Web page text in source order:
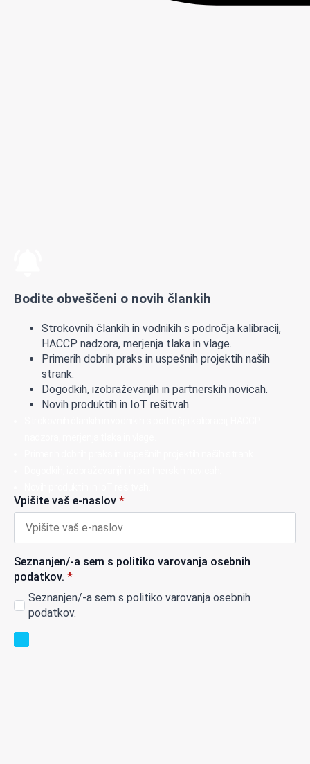
Bodite obveščeni o novih člankih
Strokovnih člankih in vodnikih s področja kalibracij,
HACCP nadzora, merjenja tlaka in vlage.
Primerih dobrih praks in uspešnih projektih naših
strank.
Dogodkih, izobraževanjih in partnerskih novicah.
Novih produktih in IoT rešitvah.
Vpišite vaš e-naslov *
Seznanjen/-a sem s politiko varovanja osebnih
podatkov. *
Seznanjen/-a sem s politiko varovanja osebnih
podatkov.